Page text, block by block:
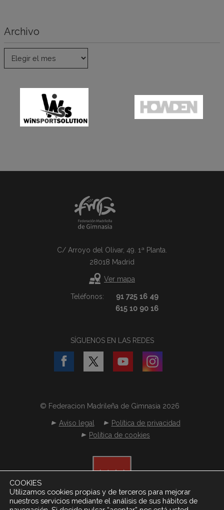
Archivo
C/ Arroyo del Olivar, 49. 1ª Planta.
28018 Madrid
Ver mapa
Teléfonos:
91 725 16 49
615 10 90 16
SÍGUENOS EN LAS REDES
© Federacion Madrileña de Gimnasia 2026
Aviso legal
Política de privacidad
Política de cookies
COOKIES
Utilizamos cookies propias y de terceros para mejorar
nuestros servicios mediante el análisis de sus hábitos de